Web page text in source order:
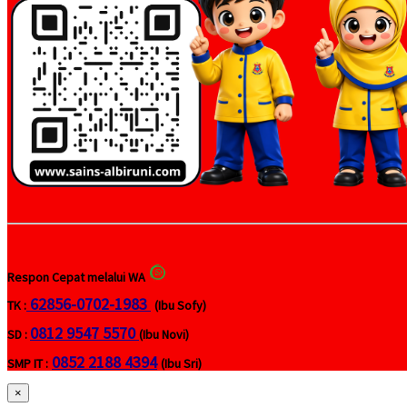
Respon Cepat melalui WA
TK : 62856-0702-1983 (Ibu Sofy)
SD : 0812 9547 5570(Ibu Novi)
SMP IT : 0852 2188 4394 (Ibu Sri)
×